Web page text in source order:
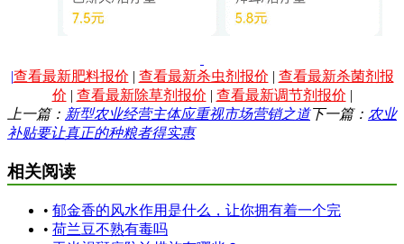
|查看最新肥料报价 | 查看最新杀虫剂报价 | 查看最新杀菌剂报
价 | 查看最新除草剂报价 | 查看最新调节剂报价 |
上一篇： 新型农业经营主体应重视市场营销之道下一篇： 农业
补贴要让真正的种粮者得实惠
相关阅读
• 郁金香的风水作用是什么，让你拥有着一个完
• 荷兰豆不熟有毒吗